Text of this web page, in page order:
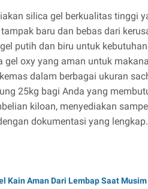
silica gel berkualitas tinggi
baru dan bebas dari
putih dan biru untuk
gel oxy yang aman untuk
dalam berbagai ukuran
25kg bagi Anda yang
kiloan, menyediakan
dokumentasi yang lengkap.
Kain Aman Dari Lembap Saat